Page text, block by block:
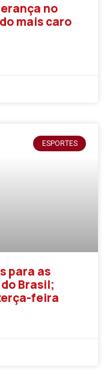
no
mais caro
ESPORTES
para as
Brasil;
feira